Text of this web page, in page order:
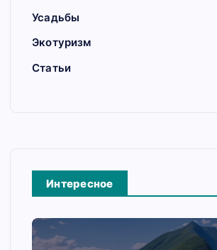
Усадьбы
Экотуризм
Статьи
Интересное